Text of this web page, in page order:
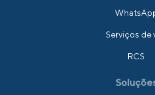
Serviços de
RCS